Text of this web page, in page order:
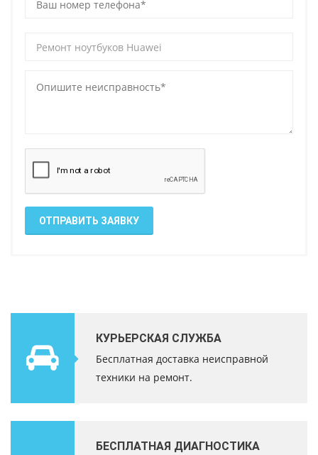
ОТПРАВИТЬ ЗАЯВКУ
КУРЬЕРСКАЯ СЛУЖБА
Бесплатная доставка неисправной
техники на ремонт.
БЕСПЛАТНАЯ ДИАГНОСТИКА